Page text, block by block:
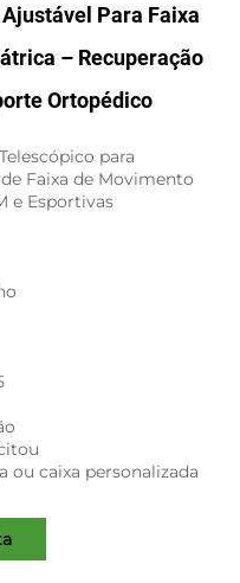
Para Faixa
– Recuperação
Ortopédico
para
Faixa de Movimento
e Esportivas
ou caixa personalizada